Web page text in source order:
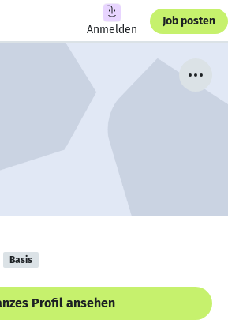
Anmelden
Job posten
Basis
Profil ansehen